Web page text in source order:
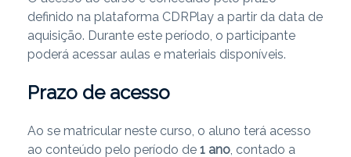
definido na plataforma CDRPlay a partir da data de
aquisição. Durante este período, o participante
poderá acessar aulas e materiais disponíveis.
Prazo de acesso
Ao se matricular neste curso, o aluno terá acesso
ao conteúdo pelo período de 1 ano , contado a